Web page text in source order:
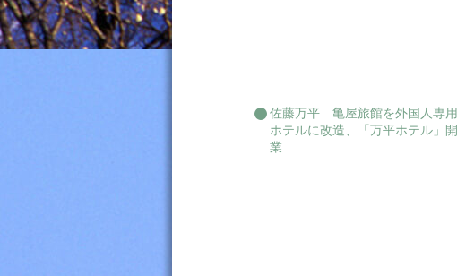
佐藤万平 亀屋旅館を外国人専用
ホテルに改造、「万平ホテル」開
業